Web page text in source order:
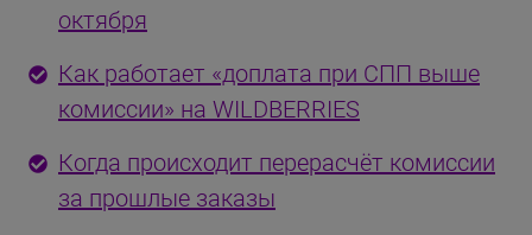
октября
Как работает «доплата при СПП выше
комиссии» на WILDBERRIES
Когда происходит перерасчёт комиссии
за прошлые заказы